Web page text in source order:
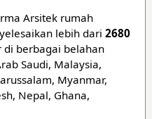
Arsitek rumah
lebih dari2680
di berbagai belahan
Saudi, Malaysia,
Myanmar,
Nepal, Ghana,